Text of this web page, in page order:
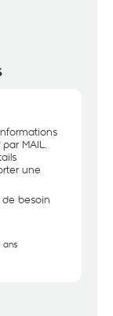
MAIL.
une
besoin
ans